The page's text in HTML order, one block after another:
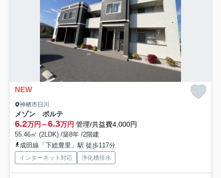
NEW
神栖市日川
メゾン ポルテ
6.2万円～6.3万円 管理/共益費4,000円
55.46㎡ (2LDK) /築8年 /2階建
成田線「下総豊里」駅 徒歩117分
インターネット対応 浄化槽排水